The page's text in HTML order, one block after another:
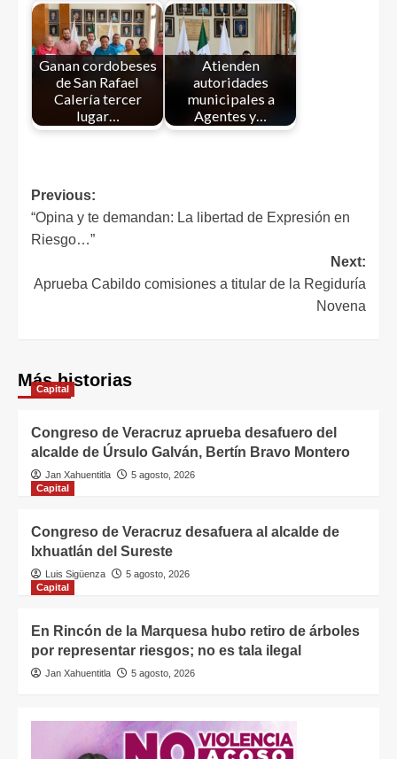
Ganan cordobeses
de San Rafael
Calería tercer
lugar…
Atienden
autoridades
municipales a
Agentes y…
Previous:
“Opina y te demandan: La libertad de Expresión en
Riesgo…”
Next:
Aprueba Cabildo comisiones a titular de la Regiduría
Novena
Más historias
Capital
Congreso de Veracruz aprueba desafuero del
alcalde de Úrsulo Galván, Bertín Bravo Montero
Jan Xahuentitla
5 agosto, 2026
Capital
Congreso de Veracruz desafuera al alcalde de
Ixhuatlán del Sureste
Luis Sigüenza
5 agosto, 2026
Capital
En Rincón de la Marquesa hubo retiro de árboles
por representar riesgos; no es tala ilegal
Jan Xahuentitla 5 agosto, 2026